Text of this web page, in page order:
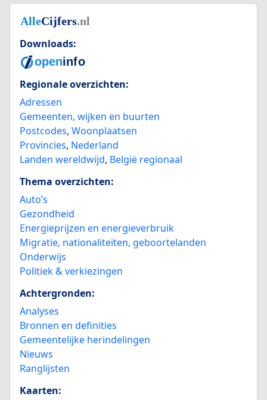
Downloads:
Regionale overzichten:
Adressen
Gemeenten, wijken en buurten
Postcodes, Woonplaatsen
Provincies, Nederland
Landen wereldwijd, België regionaal
Thema overzichten:
Auto’s
Gezondheid
Energieprijzen en energieverbruik
Migratie, nationaliteiten, geboortelanden
Onderwijs
Politiek & verkiezingen
Achtergronden:
Analyses
Bronnen en definities
Gemeentelijke herindelingen
Nieuws
Ranglijsten
Kaarten: